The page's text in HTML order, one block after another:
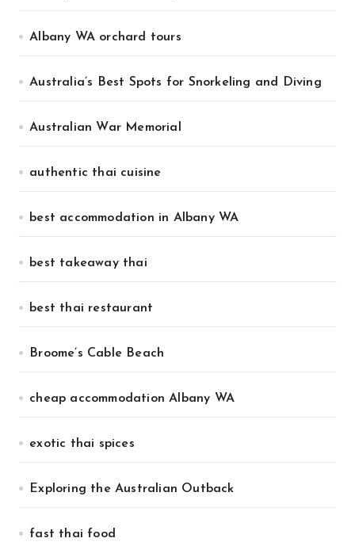
Albany WA orchard tours
Australia’s Best Spots for Snorkeling and Diving
Australian War Memorial
authentic thai cuisine
best accommodation in Albany WA
best takeaway thai
best thai restaurant
Broome’s Cable Beach
cheap accommodation Albany WA
exotic thai spices
Exploring the Australian Outback
fast thai food